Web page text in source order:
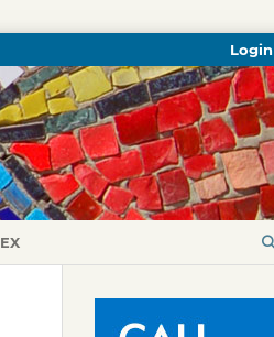
Login